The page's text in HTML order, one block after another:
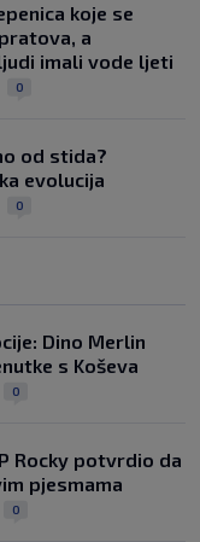
koje se
a
imali vode ljeti
0
od stida?
evolucija
0
Dino Merlin
s Koševa
0
Rocky potvrdio da
pjesmama
0